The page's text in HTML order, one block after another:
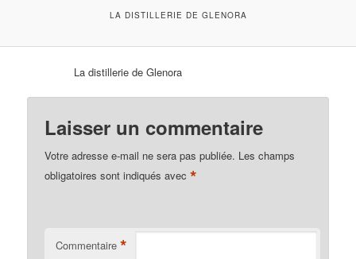
LA DISTILLERIE DE GLENORA
La distillerie de Glenora
Laisser un commentaire
Votre adresse e-mail ne sera pas publiée. Les champs
obligatoires sont indiqués avec*
Commentaire *